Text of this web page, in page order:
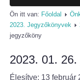
FŐOLDAL
Polgármesteri
Ön itt van: Főoldal
2023. Jegyzőkönyvek
jegyzőköny
2023. 01.
Élesítve: 13 február